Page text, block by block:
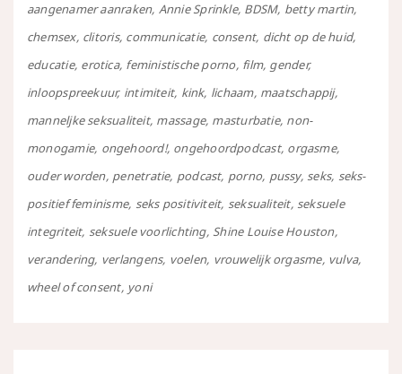
aangenamer aanraken Annie Sprinkle BDSM betty martin
chemsex clitoris communicatie consent dicht op de huid
educatie erotica feministische porno film gender
inloopspreekuur intimiteit kink lichaam maatschappij
manneljke seksualiteit massage masturbatie non-
monogamie ongehoord! ongehoordpodcast orgasme
ouder worden penetratie podcast porno pussy seks seks-
positief feminisme seks positiviteit seksualiteit seksuele
integriteit seksuele voorlichting Shine Louise Houston
verandering verlangens voelen vrouwelijk orgasme vulva
wheel of consent yoni